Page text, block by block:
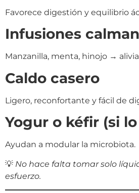
Favorece digestión y equilibrio
Infusiones
Manzanilla, menta, hinojo →
Caldo casero
Ligero, reconfortante y fácil de
Yogur o kéfir (si
Ayudan a modular la microbiota.
💡 No hace falta tomar solo
esfuerzo.